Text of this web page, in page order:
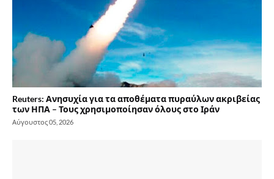
Reuters: Ανησυχία για τα αποθέματα πυραύλων ακριβείας
των ΗΠΑ – Τους χρησιμοποίησαν όλους στο Ιράν
Αύγουστος 05, 2026